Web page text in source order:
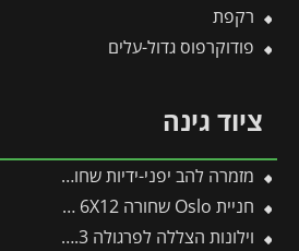
רקפת
פודוקרפוס גדול-עלים
ציוד גינה
מזמרה להב יפני-ידיות שחורות (205mm) קו CUT
חניית Oslo שחורה 6X12 מבית פלרם – Canopia
וילונות הצללה לפרגולה 3X7.3 מבית פלרם – Canopia